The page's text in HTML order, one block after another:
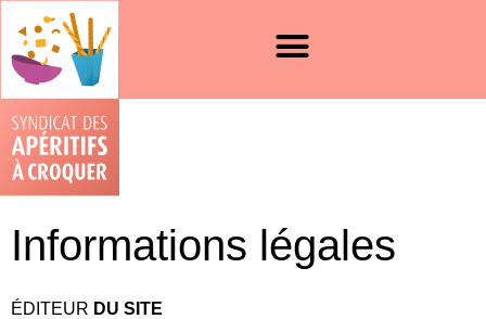
Informations légales
ÉDITEUR DU SITE